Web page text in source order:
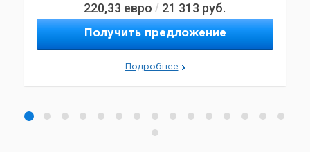
220,33 евро / 21 313 руб.
Получить предложение
Подробнее